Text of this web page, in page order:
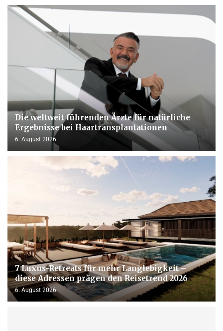
Die weltweit führenden Ärzte für natürliche
Ergebnisse bei Haartransplantationen
6. August 2026
7 Luxus-Retreats für mehr Langlebigkeit –
diese Adressen prägen den Reisetrend 2026
6. August 2026